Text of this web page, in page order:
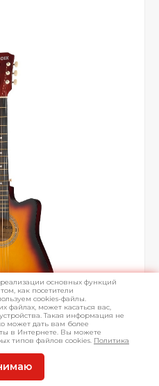
основных функций
как посетители
cookies-файлы.
файлах, может касаться вас,
Такая информация не
может дать вам более
в Интернете. Вы можете
типов файлов cookies. Политика